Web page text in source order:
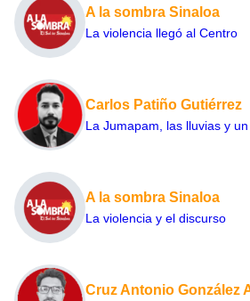
A la sombra Sinaloa
La violencia llegó al Centro
Carlos Patiño Gutiérrez
La Jumapam, las lluvias y
A la sombra Sinaloa
La violencia y el discurso
Cruz Antonio González